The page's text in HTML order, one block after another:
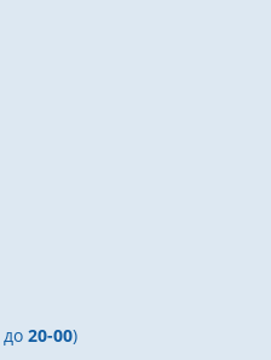
до 20-00)